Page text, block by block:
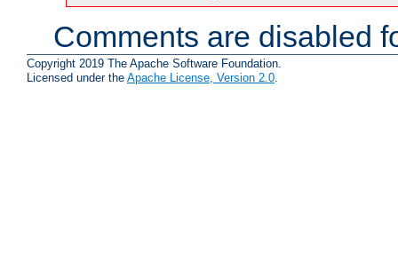
Comments are disabled
Copyright 2019 The Apache Software Foundation.
Licensed under the Apache License, Version 2.0.